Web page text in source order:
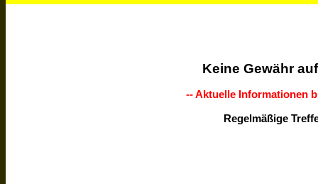
Keine Gewähr
-- Aktuelle Informationen
Regelmäßige